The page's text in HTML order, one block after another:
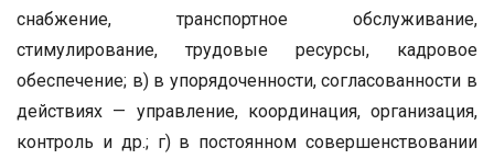
снабжение, транспортное обслуживание,
стимулирование, трудовые ресурсы, кадровое
обеспечение; в) в упорядоченности, согласованности в
действиях — управление, координация, организация,
контроль и др.; г) в постоянном совершенствовании